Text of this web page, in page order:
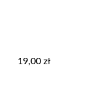
19,00 zł